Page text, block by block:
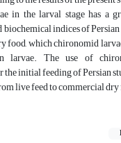
in the larval stage has a
indices of
food, which chironomid
larvae. The use of
initial feeding of Persian
live feed to commercial